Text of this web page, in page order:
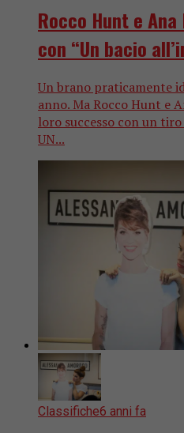
Rocco Hunt e
con “Un bacio
Un brano praticamente
anno. Ma Rocco Hunt e
loro successo con un
UN...
Classifiche6 anni fa